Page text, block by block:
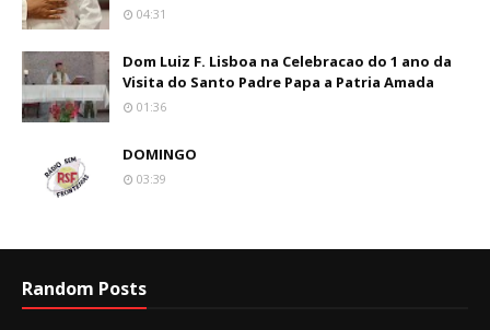
04:31
Dom Luiz F. Lisboa na Celebracao do 1 ano da
Visita do Santo Padre Papa a Patria Amada
01:36
DOMINGO
03:39
Random Posts